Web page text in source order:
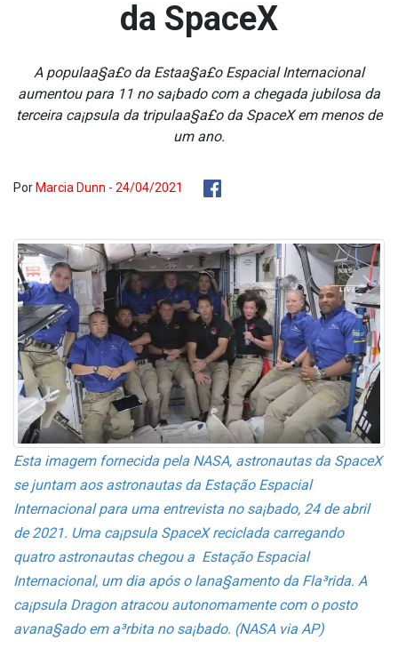
da SpaceX
A populaa§a£o da Estaa§a£o Espacial Internacional
aumentou para 11 no sa¡bado com a chegada jubilosa da
terceira ca¡psula da tripulaa§a£o da SpaceX em menos de
um ano.
Por Marcia Dunn - 24/04/2021
Esta imagem fornecida pela NASA, astronautas da SpaceX
se juntam aos astronautas da Estação Espacial
Internacional para uma entrevista no sa¡bado, 24 de abril
de 2021. Uma ca¡psula SpaceX reciclada carregando
quatro astronautas chegou a Estação Espacial
Internacional, um dia após o lana§amento da Fla³rida. A
ca¡psula Dragon atracou autonomamente com o posto
avana§ado em a³rbita no sa¡bado. (NASA via AP)